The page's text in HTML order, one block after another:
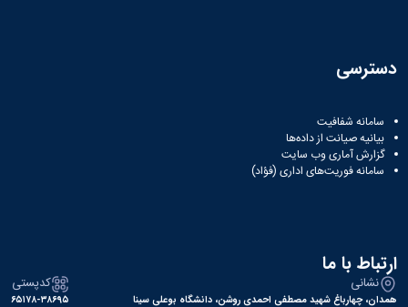
دسترسی
سامانه شفافیت
بیانیه صیانت از داده‌ها
گزارش آماری وب‌ سایت
سامانه فوریت‌های اداری (فؤاد)
ارتباط با ما
نشانی
همدان، چهارباغ شهید مصطفی احمدی روشن، دانشگاه بوعلی سینا
کدپستی
۶۵۱۷۸-۳۸۶۹۵